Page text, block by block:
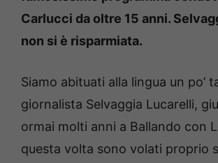
Carlucci da oltre 15 anni.
non si è risparmiata.
Siamo abituati alla lingua un po’
giornalista Selvaggia Lucarelli,
ormai molti anni a Ballando con
questa volta sono volati proprio